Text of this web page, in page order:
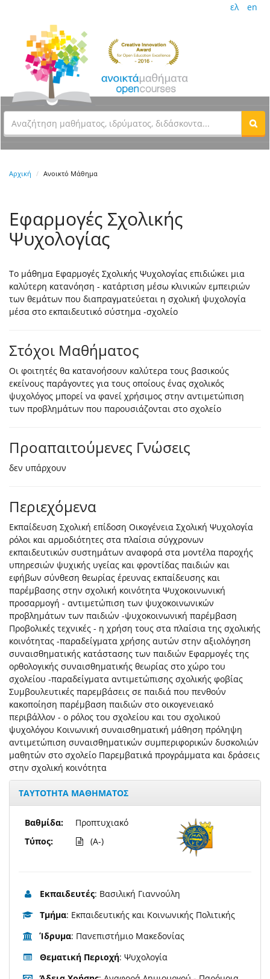
ελ en
Αρχική Ανοικτό Μάθημα
Eφαρμογές Σχολικής
Ψυχολογίας
Το μάθημα Εφαρμογές Σχολικής Ψυχολογίας επιδιώκει μια
καλύτερη κατανόηση - κατάρτιση μέσω κλινικών εμπειριών
των θεμάτων που διαπραγματεύεται η σχολική ψυχολογία
μέσα στο εκπαιδευτικό σύστημα -σχολείο
Στόχοι Μαθήματος
Οι φοιτητές θα κατανοήσουν καλύτερα τους βασικούς
εκείνους παράγοντες για τους οποίους ένας σχολικός
ψυχολόγος μπορεί να φανεί χρήσιμος στην αντιμετώπιση
των προβλημάτων που παρουσιάζονται στο σχολείο
Προαπαιτούμενες Γνώσεις
δεν υπάρχουν
Περιεχόμενα
Eκπαίδευση Σχολική επίδοση Οικογένεια Σχολική Ψυχολογία
ρόλοι και αρμοδιότητες στα πλαίσια σύγχρονων
εκπαιδευτικών συστημάτων αναφορά στα μοντέλα παροχής
υπηρεσιών ψυχικής υγείας και φροντίδας παιδιών και
εφήβων σύνθεση θεωρίας έρευνας εκπαίδευσης και
παρέμβασης στην σχολική κοινότητα Ψυχοκοινωνική
προσαρμογή - αντιμετώπιση των ψυχοκοινωνικών
προβλημάτων των παιδιών -ψυχοκοινωνική παρέμβαση
Προβολικές τεχνικές - η χρήση τους στα πλαίσια της σχολικής
κοινότητας -παραδείγματα χρήσης αυτών στην αξιολόγηση
συναισθηματικής κατάστασης των παιδιών Εφαρμογές της
ορθολογικής συναισθηματικής θεωρίας στο χώρο του
σχολείου -παραδείγματα αντιμετώπισης σχολικής φοβίας
Συμβουλευτικές παρεμβάσεις σε παιδιά που πενθούν
κακοποίηση παρέμβαση παιδιών στο οικογενειακό
περιβάλλον - ο ρόλος του σχολείου και του σχολικού
ψυχολόγου Κοινωνική συναισθηματική μάθηση πρόληψη
αντιμετώπιση συναισθηματικών συμπεριφορικών δυσκολιών
μαθητών στο σχολείο Παρεμβατικά προγράμματα και δράσεις
στην σχολική κοινότητα
ΤΑΥΤΟΤΗΤΑ ΜΑΘΗΜΑΤΟΣ
Βαθμίδα:
Τύπος:
Προπτυχιακό
(A-)
Εκπαιδευτές: Βασιλική Γιαννούλη
Τμήμα: Εκπαιδευτικής και Κοινωνικής Πολιτικής
Ίδρυμα: Πανεπιστήμιο Μακεδονίας
Θεματική Περιοχή: Ψυχολογία